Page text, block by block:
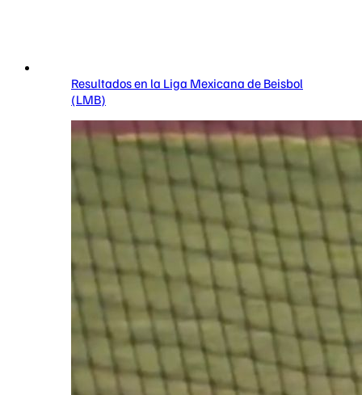
Resultados en la Liga Mexicana de Beisbol
(LMB)